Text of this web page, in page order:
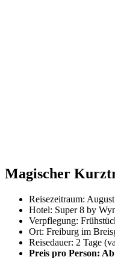
Magischer
Reisezeitraum:
Hotel: Super 8 by
Verpflegung:
Ort: Freiburg im
Reisedauer: 2 Tage
Preis pro Person: